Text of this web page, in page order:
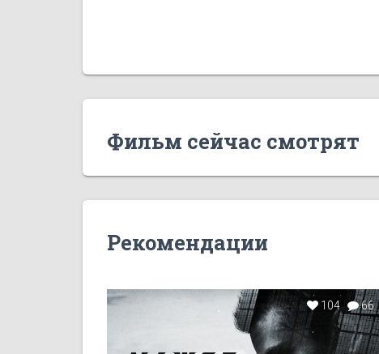
Фильм сейчас смотрят
Рекомендации
104 66